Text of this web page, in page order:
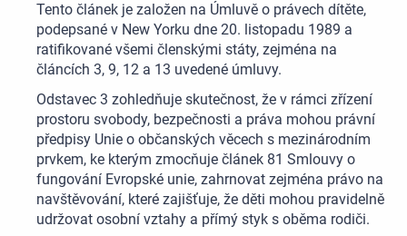
Tento článek je založen na Úmluvě o právech dítěte,
podepsané v New Yorku dne 20. listopadu 1989 a
ratifikované všemi členskými státy, zejména na
článcích 3, 9, 12 a 13 uvedené úmluvy.
Odstavec 3 zohledňuje skutečnost, že v rámci zřízení
prostoru svobody, bezpečnosti a práva mohou právní
předpisy Unie o občanských věcech s mezinárodním
prvkem, ke kterým zmocňuje článek 81 Smlouvy o
fungování Evropské unie, zahrnovat zejména právo na
navštěvování, které zajišťuje, že děti mohou pravidelně
udržovat osobní vztahy a přímý styk s oběma rodiči.